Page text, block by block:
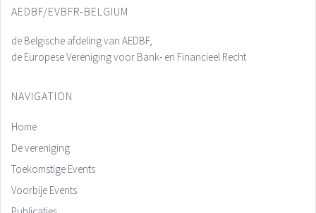
AEDBF/EVBFR-BELGIUM
de Belgische afdeling van AEDBF,
de Europese Vereniging voor Bank- en Financieel Recht
NAVIGATION
Home
De vereniging
Toekomstige Events
Voorbije Events